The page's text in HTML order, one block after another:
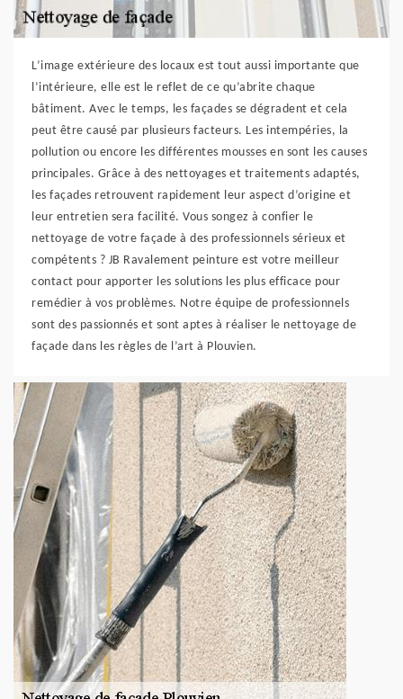
L’image extérieure des locaux est tout aussi importante que
l’intérieure, elle est le reflet de ce qu’abrite chaque
bâtiment. Avec le temps, les façades se dégradent et cela
peut être causé par plusieurs facteurs. Les intempéries, la
pollution ou encore les différentes mousses en sont les causes
principales. Grâce à des nettoyages et traitements adaptés,
les façades retrouvent rapidement leur aspect d’origine et
leur entretien sera facilité. Vous songez à confier le
nettoyage de votre façade à des professionnels sérieux et
compétents ? JB Ravalement peinture est votre meilleur
contact pour apporter les solutions les plus efficace pour
remédier à vos problèmes. Notre équipe de professionnels
sont des passionnés et sont aptes à réaliser le nettoyage de
façade dans les règles de l’art à Plouvien.